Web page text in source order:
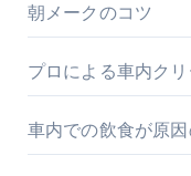
朝メークのコツ
プロによる車内ク
車内での飲食が原